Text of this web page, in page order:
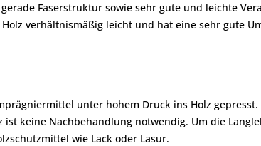
Faserstruktur sowie sehr gute und leichte
verhältnismäßig leicht und hat eine sehr gute
unter hohem Druck ins Holz
keine Nachbehandlung notwendig. Um die
wie Lack oder Lasur.